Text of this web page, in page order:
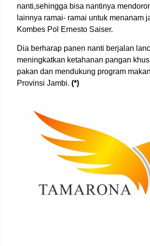
nanti,sehingga bisa nantinya
lainnya ramai- ramai untuk menanam
Kombes Pol Ernesto Saiser.
Dia berharap panen nanti berjalan
meningkatkan ketahanan pangan
pakan dan mendukung program
Provinsi Jambi. (*)